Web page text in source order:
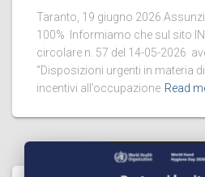
Taranto, 19 giugno 2026
100% Informiamo che sul sito
circolare n. 57 del 14-05-2026
“Disposizioni urgenti in materia
incentivi all’occupazione Read